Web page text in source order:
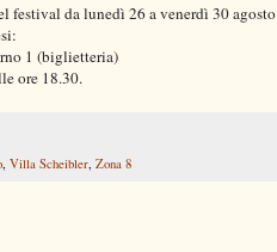
festival da lunedì 26 a venerdì 30 agosto
1 (biglietteria)
ore 18.30.
, Villa Scheibler, Zona 8